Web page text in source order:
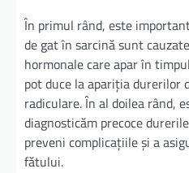
În primul rând, este
de gat în sarcină sunt
hormonale care apar în
pot duce la apariția durerilor
radiculare. În al doilea rând,
diagnosticăm precoce
preveni complicațiile și a
fătului.